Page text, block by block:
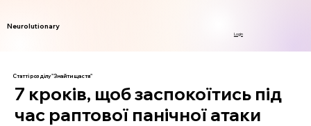
Neurolutionary
Login
Статті розділу "Знайти щастя"
7 кроків, щоб заспокоїтись під
час раптової панічної атаки